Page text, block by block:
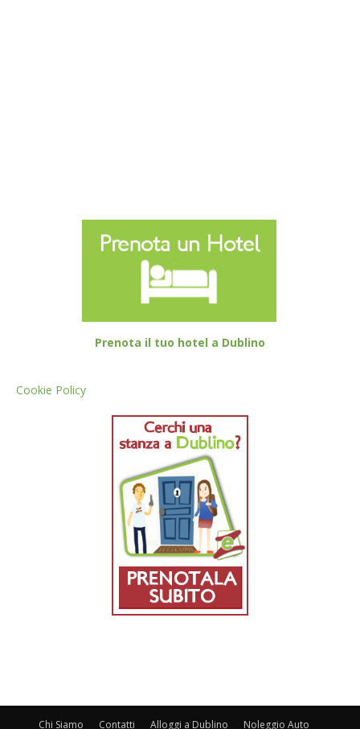
Prenota il tuo hotel a Dublino
Cookie Policy
Chi Siamo Contatti Alloggi a Dublino Noleggio Auto